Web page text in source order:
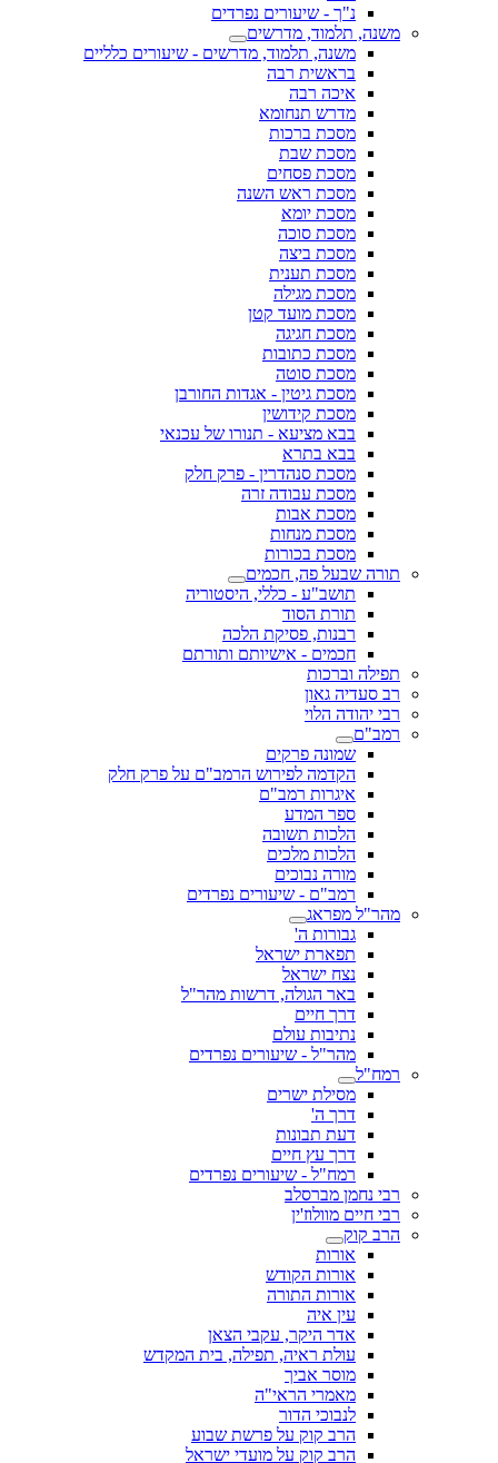
נ"ך - שיעורים נפרדים
משנה, תלמוד, מדרשים
משנה, תלמוד, מדרשים - שיעורים כלליים
בראשית רבה
איכה רבה
מדרש תנחומא
מסכת ברכות
מסכת שבת
מסכת פסחים
מסכת ראש השנה
מסכת יומא
מסכת סוכה
מסכת ביצה
מסכת תענית
מסכת מגילה
מסכת מועד קטן
מסכת חגיגה
מסכת כתובות
מסכת סוטה
מסכת גיטין - אגדות החורבן
מסכת קידושין
בבא מציעא - תנורו של עכנאי
בבא בתרא
מסכת סנהדרין - פרק חלק
מסכת עבודה זרה
מסכת אבות
מסכת מנחות
מסכת בכורות
תורה שבעל פה, חכמים
תושב"ע - כללי, היסטוריה
תורת הסוד
רבנות, פסיקת הלכה
חכמים - אישיותם ותורתם
תפילה וברכות
רב סעדיה גאון
רבי יהודה הלוי
רמב"ם
שמונה פרקים
הקדמה לפירוש הרמב"ם על פרק חלק
איגרות רמב"ם
ספר המדע
הלכות תשובה
הלכות מלכים
מורה נבוכים
רמב"ם - שיעורים נפרדים
מהר"ל מפראג
גבורות ה'
תפארת ישראל
נצח ישראל
באר הגולה, דרשות מהר"ל
דרך חיים
נתיבות עולם
מהר"ל - שיעורים נפרדים
רמח"ל
מסילת ישרים
דרך ה'
דעת תבונות
דרך עץ חיים
רמח"ל - שיעורים נפרדים
רבי נחמן מברסלב
רבי חיים מוולוז'ין
הרב קוק
אורות
אורות הקודש
אורות התורה
עין איה
אדר היקר, עקבי הצאן
עולת ראיה, תפילה, בית המקדש
מוסר אביך
מאמרי הראי"ה
לנבוכי הדור
הרב קוק על פרשת שבוע
הרב קוק על מועדי ישראל